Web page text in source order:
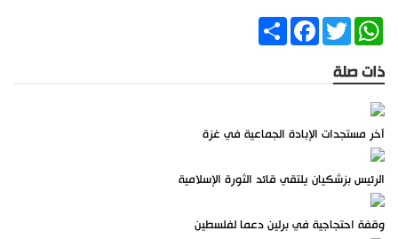
ShareFacebookTwitter
WhatsApp
ذات صلة
آخر مستجدات الإبادة الجماعية في غزة
الرئيس بزشكيان يلتقي قائد الثورة الإسلامية
وقفة احتجاجية في برلين دعما لفلسطين